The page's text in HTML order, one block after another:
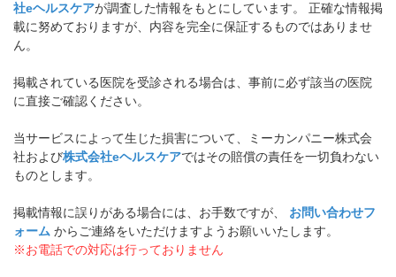
社eヘルスケアが調査した情報をもとにしています。 正確な情報掲
載に努めておりますが、内容を完全に保証するものではありませ
ん。
掲載されている医院を受診される場合は、事前に必ず該当の医院
に直接ご確認ください。
当サービスによって生じた損害について、ミーカンパニー株式会
社および株式会社eヘルスケアではその賠償の責任を一切負わない
ものとします。
掲載情報に誤りがある場合には、お手数ですが、 お問い合わせフ
ォーム からご連絡をいただけますようお願いいたします。
※お電話での対応は行っておりません